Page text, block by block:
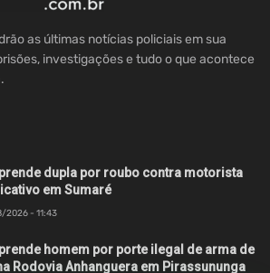
as últimas notícias policiais em sua
investigações e tudo o que acontece
prende dupla por roubo contra motorista
em Sumaré
2026 - 11:43
prende homem por porte ilegal de arma de
Rodovia Anhanguera em Pirassununga